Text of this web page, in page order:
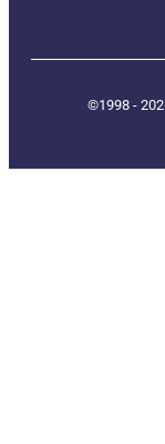
©1998 -